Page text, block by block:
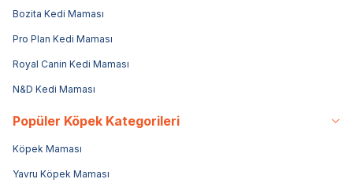
Bozita Kedi Maması
Pro Plan Kedi Maması
Royal Canin Kedi Maması
N&D Kedi Maması
Popüler Köpek Kategorileri
Köpek Maması
Yavru Köpek Maması